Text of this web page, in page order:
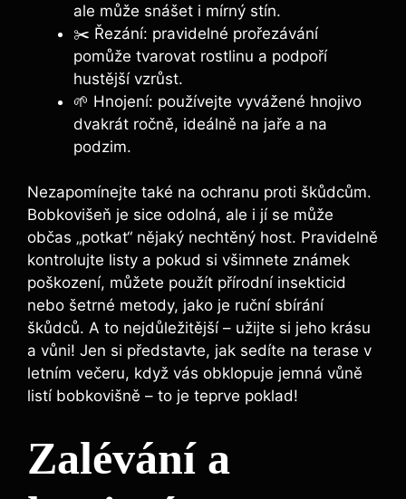
ale může snášet i mírný stín.
✂️ Řezání: pravidelné prořezávání
pomůže tvarovat rostlinu a podpoří
hustější vzrůst.
🌱 Hnojení: používejte vyvážené hnojivo
dvakrát ročně, ideálně na jaře a na
podzim.
Nezapomínejte také na ochranu proti škůdcům.
Bobkovišeň je sice odolná, ale i jí se může
občas „potkat“ nějaký nechtěný host. Pravidelně
kontrolujte listy a pokud si všimnete známek
poškození, můžete použít přírodní insekticid
nebo šetrné metody, jako je ruční sbírání
škůdců. A to nejdůležitější – užijte si jeho krásu
a vůni! Jen si představte, jak sedíte na terase v
letním večeru, když vás obklopuje jemná vůně
listí bobkovišně – to je teprve poklad!
Zalévání a